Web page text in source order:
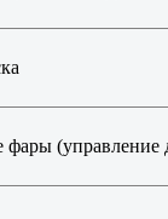
фары (управление